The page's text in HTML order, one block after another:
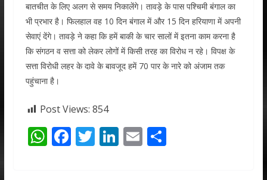
बातचीत के लिए अलग से समय निकालेंगे। तावड़े के पास पश्चिमी बंगाल का
भी प्रभार है। फिलहाल वह 10 दिन बंगाल में और 15 दिन हरियाणा में अपनी
सेवाएं देंगे। तावड़े ने कहा कि हमें बाकी के चार सालों में इतना काम करना है
कि संगठन व सत्ता को लेकर लोगों में किसी तरह का विरोध न रहे। विपक्ष के
सत्ता विरोधी लहर के दावे के बावजूद हमें 70 पार के नारे को अंजाम तक
पहुंचाना है।
Post Views: 854
W F T Li E S